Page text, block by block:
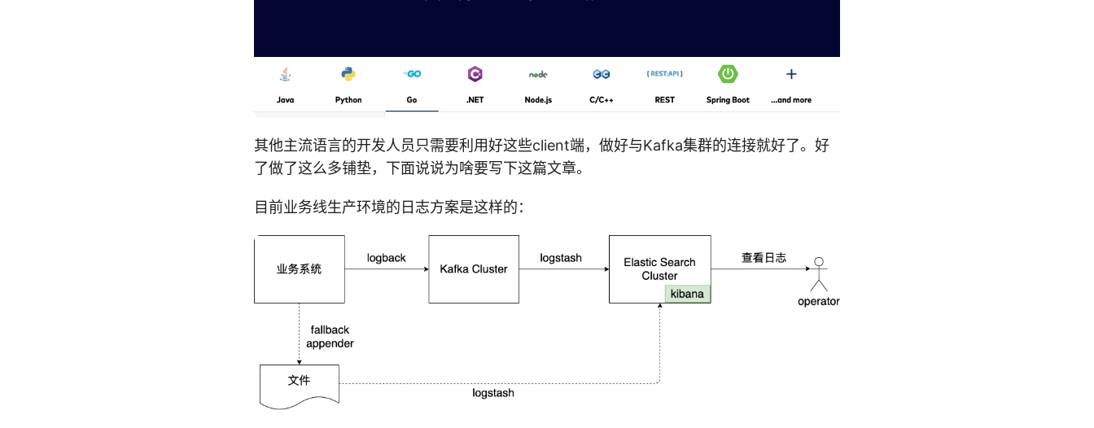
其他主流语言的开发人员只需要利用好这些client端，做好与Kafka集群的连接就好了。好
了做了这么多铺垫，下面说说为啥要写下这篇文章。
目前业务线生产环境的日志方案是这样的：